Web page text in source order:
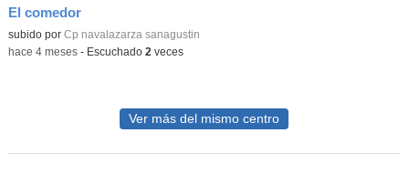
El comedor
Contenido educativo.
subido por Cp navalazarza sanagustin
-hace 4 meses- Escuchado 2veces
Ver más del mismo centro